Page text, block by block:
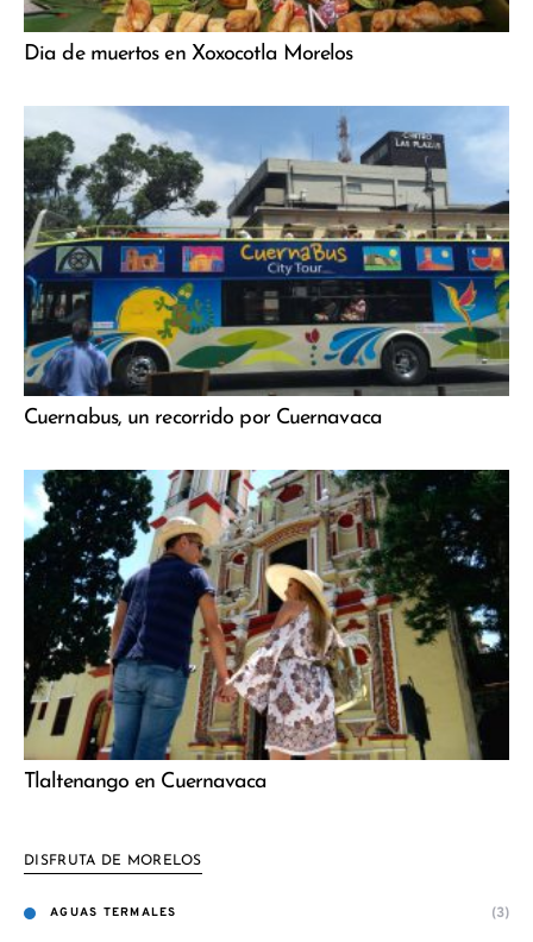
Dia de muertos en Xoxocotla Morelos
Cuernabus, un recorrido por Cuernavaca
Tlaltenango en Cuernavaca
DISFRUTA DE MORELOS
AGUAS TERMALES (3)